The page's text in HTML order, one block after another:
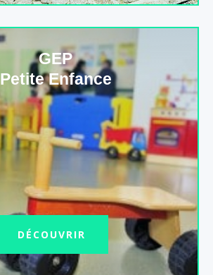
GEP
Petite Enfance
DÉCOUVRIR